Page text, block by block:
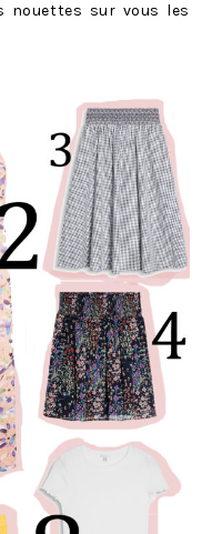
nouettes sur vous les